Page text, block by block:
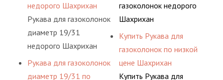
недорого Шахрихан
Рукава для газоколонок
диаметр 19/31
недорого Шахрихан
Рукава для газоколонок
диаметр 19/31 по
газоколонок недорого
Шахрихан
Купить Рукава для
газоколонок по низкой
цене Шахрихан
Купить Рукава для